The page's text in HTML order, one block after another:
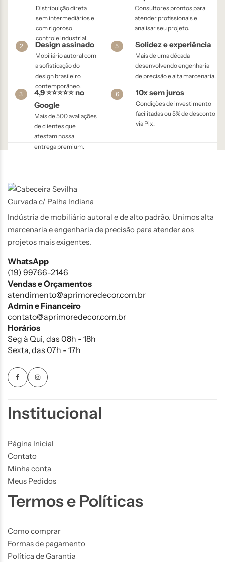
Distribuição direta
sem intermediários e
com rigoroso
controle industrial.
Consultores prontos para
atender profissionais e
analisar seu projeto.
2 Design assinado
Mobiliário autoral com
a sofisticação do
design brasileiro
contemporâneo.
5 Solidez e experiência
Mais de uma década
desenvolvendo engenharia
de precisão e alta marcenaria.
3
4,9 ⭐⭐⭐⭐⭐ no
Google
Mais de 500 avaliações
de clientes que
atestam nossa
entrega premium.
6 10x sem juros
Condições de investimento
facilitadas ou 5% de desconto
via Pix.
Indústria de mobiliário autoral e de alto padrão. Unimos alta
marcenaria e engenharia de precisão para atender aos
projetos mais exigentes.
WhatsApp
(19) 99766-2146
Vendas e Orçamentos
atendimento@aprimoredecor.com.br
Admin e Financeiro
contato@aprimoredecor.com.br
Horários
Seg à Qui, das 08h - 18h
Sexta, das 07h - 17h
Institucional
Página Inicial
Contato
Minha conta
Meus Pedidos
Termos e Políticas
Como comprar
Formas de pagamento
Política de Garantia